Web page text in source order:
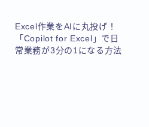
Excel作業をAIに丸投げ！
「Copilot for Excel」で日
常業務が3分の1になる方法